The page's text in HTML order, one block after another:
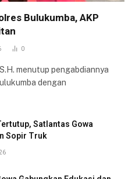
Bulukumba, AKP
0
menutup pengabdiannya
dengan
Satlantas Gowa
Sopir Truk